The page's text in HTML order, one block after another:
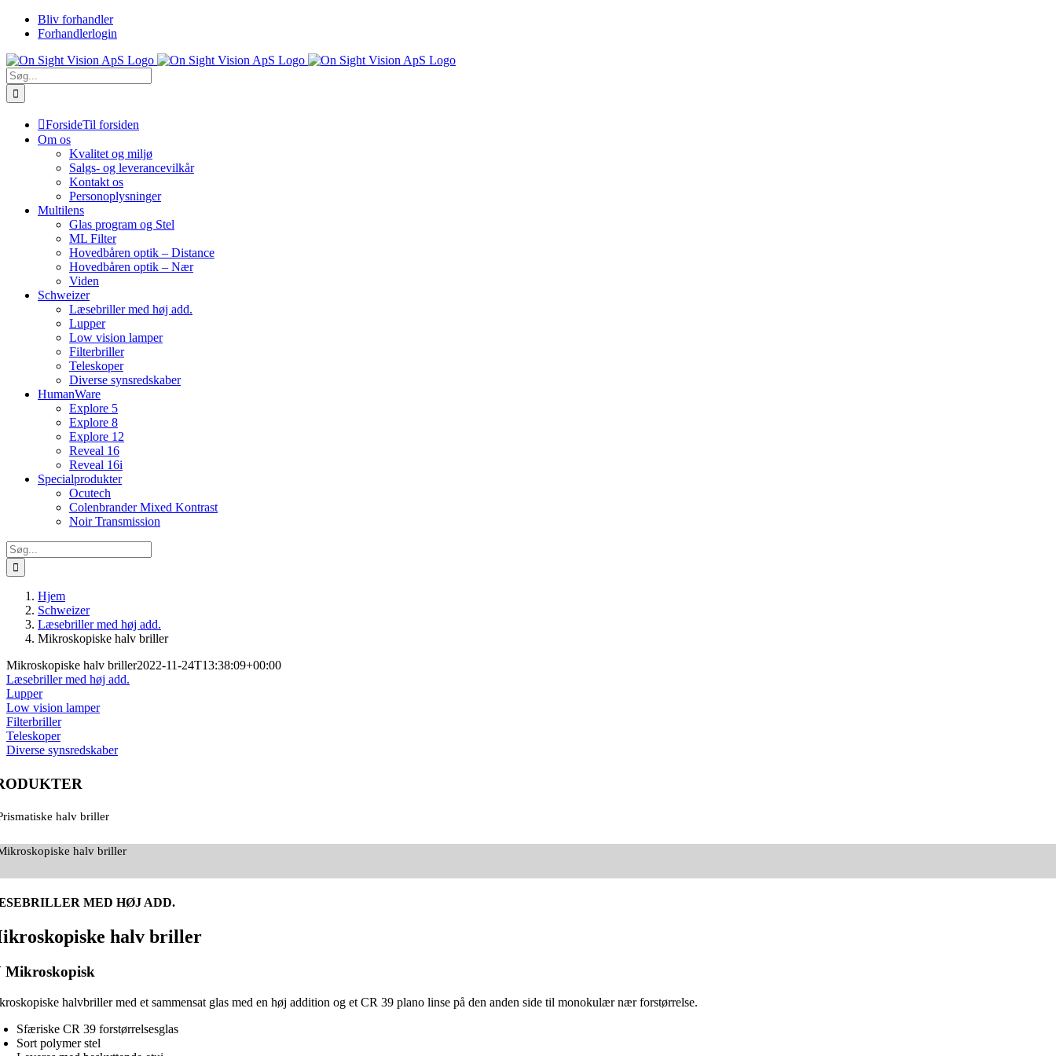
Skip
Bliv forhandler
Forhandlerlogin
Søg
efter:
ForsideTil forsiden
Om os
Kvalitet og miljø
Salgs- og leverancevilkår
Kontakt os
Personoplysninger
Multilens
Glas program og Stel
ML Filter
Hovedbåren optik – Distance
Hovedbåren optik – Nær
Viden
Schweizer
Læsebriller med høj add.
Lupper
Low vision lamper
Filterbriller
Teleskoper
Diverse synsredskaber
HumanWare
Explore 5
Explore 8
Explore 12
Reveal 16
Reveal 16i
Specialprodukter
Ocutech
Colenbrander Mixed Kontrast
Noir Transmission
Søg
efter:
Hjem
Schweizer
Læsebriller med høj add.
Mikroskopiske halv briller
Mikroskopiske halv briller2022-11-24T13:38:09+00:00
Læsebriller med høj add.
Lupper
Low vision lamper
Filterbriller
Teleskoper
Diverse synsredskaber
halv briller
halv briller
MED HØJ ADD.
halv briller
Mikroskopisk
halvbriller med et sammensat glas med en høj addition og et CR 39 plano linse på den anden side til monokulær nær forstørrelse.
Sfæriske CR 39 forstørrelsesglas
Sort polymer stel